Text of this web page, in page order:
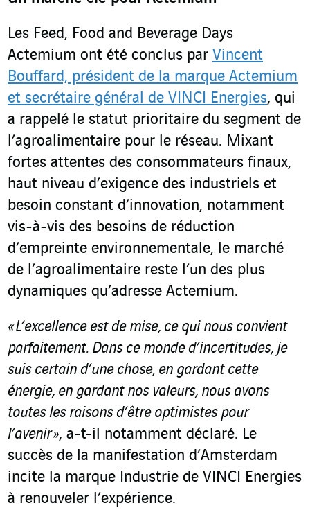
Les Feed, Food and Beverage Days
Actemium ont été conclus par Vincent
Bouffard, président de la marque Actemium
et secrétaire général de VINCI Energies, qui
a rappelé le statut prioritaire du segment de
l’agroalimentaire pour le réseau. Mixant
fortes attentes des consommateurs finaux,
haut niveau d’exigence des industriels et
besoin constant d’innovation, notamment
vis-à-vis des besoins de réduction
d’empreinte environnementale, le marché
de l’agroalimentaire reste l’un des plus
dynamiques qu’adresse Actemium.
« L’excellence est de mise, ce qui nous convient
parfaitement. Dans ce monde d’incertitudes, je
suis certain d’une chose, en gardant cette
énergie, en gardant nos valeurs, nous avons
toutes les raisons d’être optimistes pour
l’avenir», a-t-il notamment déclaré. Le
succès de la manifestation d’Amsterdam
incite la marque Industrie de VINCI Energies
à renouveler l’expérience.